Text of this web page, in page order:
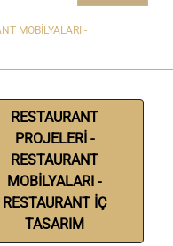
MOBİLYALARI -
RESTAURANT
PROJELERİ -
RESTAURANT
MOBİLYALARI -
RESTAURANT İÇ
TASARIM